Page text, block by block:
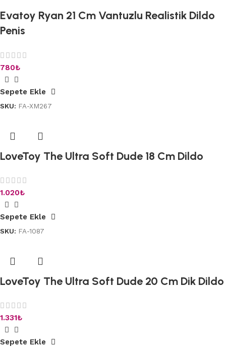
Evatoy Ryan 21 Cm Vantuzlu Realistik Dildo
Penis
780₺
Sepete Ekle
SKU: FA-XM267
LoveToy The Ultra Soft Dude 18 Cm Dildo
1.020₺
Sepete Ekle
SKU: FA-1087
LoveToy The Ultra Soft Dude 20 Cm Dik Dildo
1.331₺
Sepete Ekle